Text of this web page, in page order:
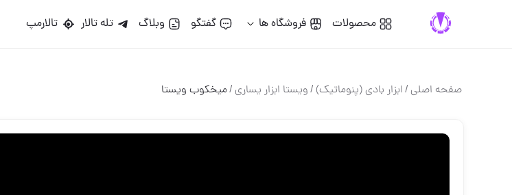
محصولات فروشگاه ها گفتگو وبلاگ تله تالار تالارمپ
صفحه اصلی/ابزار بادي (پنوماتيك) /ويستا ابزار يسارى/ميخكوب ويستا